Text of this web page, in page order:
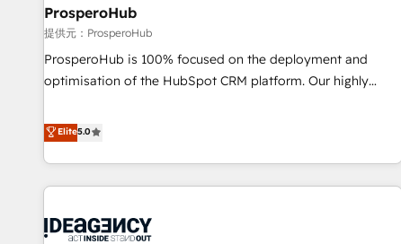
big enough to deliver but small enough to listen. Our
Services: HubSpot implementations & data migration
Custom AI agents Revenue Operations API integrations AI-
ready Website design Let’s turn your CRM into your growth
ProsperoHub
提供元：ProsperoHub
ProsperoHub is 100% focused on the deployment and
optimisation of the HubSpot CRM platform. Our highly
achieve maximum adoption and ROI from your HubSpot
investment. Use our extensive HubSpot, sales, marketing,
service and integrations expertise to lead your team on
their HubSpot journey, design and implement your
life. Our collaborative approach keeps you in control whilst
Elite5.0